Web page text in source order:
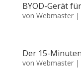
BYOD-Gerät
von Webmaster|
Der 15-
von Webmaster|